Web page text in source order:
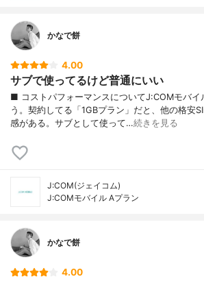
かなで餅
4.00
サブで使ってるけど普通にいい
■ コストパフォーマンスについてJ:COMモバイ
う。契約してる「1GBプラン」だと、他の格安
感がある。サブとして使って…続きを見る
J:COM(ジェイコム)
J:COMモバイル Aプラン
かなで餅
4.00